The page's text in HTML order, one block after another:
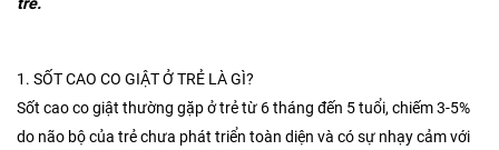
trẻ.
1. SỐT CAO CO GIẬT Ở TRẺ LÀ GÌ?
Sốt cao co giật thường gặp ở trẻ từ 6 tháng đến 5 tuổi, chiếm 3-5%
do não bộ của trẻ chưa phát triển toàn diện và có sự nhạy cảm với